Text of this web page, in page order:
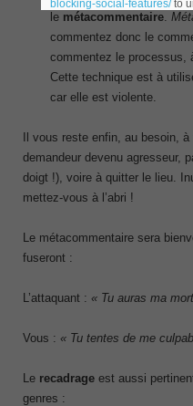
le métacommentaire
commentez donc le
commentez le processus,
Cette technique est à
car elle est violente.
Il vous reste enfin, au besoin,
demandeur devenu agresseur,
doigt !), voire à quitter le lieu.
mettez-vous à l’abri !
Le métacommentaire sera
fuseront :
L’attaquant : « Tu auras ma
Vous : « Tu tentes de me
Le recadrage est aussi
genres :
blocking-social-features/to